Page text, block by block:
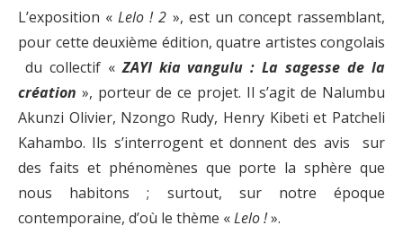
L’exposition «Lelo ! 2 », est un concept rassemblant,
pour cette deuxième édition, quatre artistes congolais
du collectif «ZAYI kia vangulu : La sagesse de la
création », porteur de ce projet. Il s’agit de Nalumbu
Akunzi Olivier, Nzongo Rudy, Henry Kibeti et Patcheli
Kahambo. Ils s’interrogent et donnent des avis sur
des faits et phénomènes que porte la sphère que
nous habitons ; surtout, sur notre époque
contemporaine, d’où le thème «Lelo !».